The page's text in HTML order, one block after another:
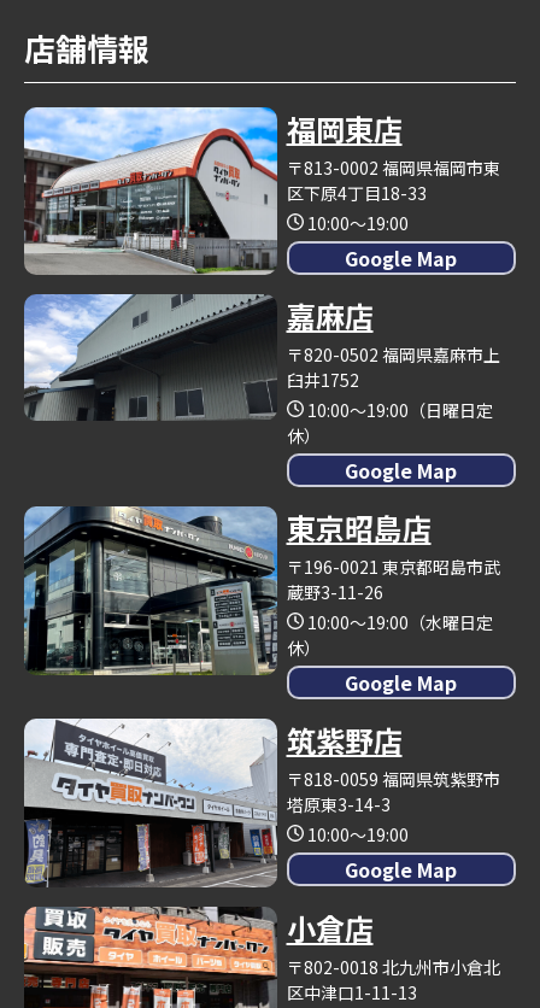
店舗情報
福岡東店
〒813-0002 福岡県福岡市東
区下原4丁目18-33
10:00～19:00
Google Map
嘉麻店
〒820-0502 福岡県嘉麻市上
臼井1752
10:00～19:00（日曜日定
休）
Google Map
東京昭島店
〒196-0021 東京都昭島市武
蔵野3-11-26
10:00～19:00（水曜日定
休）
Google Map
筑紫野店
〒818-0059 福岡県筑紫野市
塔原東3-14-3
10:00～19:00
Google Map
小倉店
〒802-0018 北九州市小倉北
区中津口1-11-13